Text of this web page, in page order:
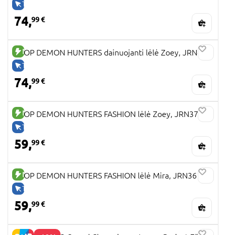
TIK INTERNETU
74,99 €
NAUJA PREKĖ
TIK INTERNETU
KPOP DEMON HUNTERS dainuojanti lėlė Zoey, JRN42
74,99 €
NAUJA PREKĖ
TIK INTERNETU
KPOP DEMON HUNTERS FASHION lėlė Zoey, JRN37
59,99 €
NAUJA PREKĖ
TIK INTERNETU
KPOP DEMON HUNTERS FASHION lėlė Mira, JRN36
59,99 €